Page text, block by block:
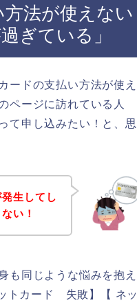
法が使えない
ぎている」
ードの支払い方法が使え
ページに訪れている人
て申し込みたい！と、思
生してし
い！
も同じような悩みを抱え
トカード 失敗】【 ネッ